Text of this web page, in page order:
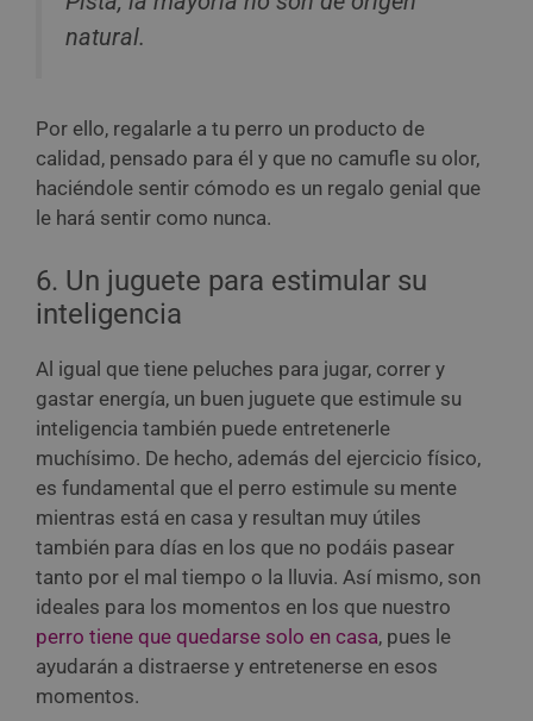
natural.
Por ello, regalarle a tu perro un producto de
calidad, pensado para él y que no camufle su olor,
haciéndole sentir cómodo es un regalo genial que
le hará sentir como nunca.
6. Un juguete para estimular su
inteligencia
Al igual que tiene peluches para jugar, correr y
gastar energía, un buen juguete que estimule su
inteligencia también puede entretenerle
muchísimo. De hecho, además del ejercicio físico,
es fundamental que el perro estimule su mente
mientras está en casa y resultan muy útiles
también para días en los que no podáis pasear
tanto por el mal tiempo o la lluvia. Así mismo, son
ideales para los momentos en los que nuestro
perro tiene que quedarse solo en casa, pues le
ayudarán a distraerse y entretenerse en esos
momentos.